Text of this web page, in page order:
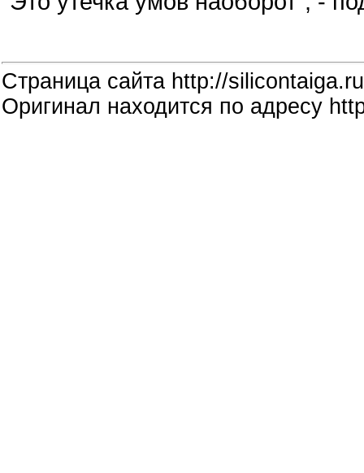
Страница сайта http://silicontaiga.ru
Оригинал находится по адресу